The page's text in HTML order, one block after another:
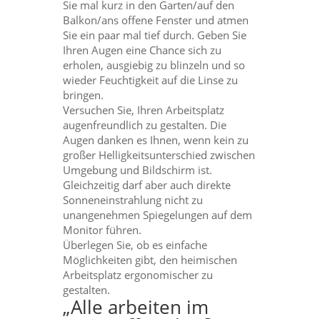
Sie mal kurz in den Garten/auf den
Balkon/ans offene Fenster und atmen
Sie ein paar mal tief durch. Geben Sie
Ihren Augen eine Chance sich zu
erholen, ausgiebig zu blinzeln und so
wieder Feuchtigkeit auf die Linse zu
bringen.
Versuchen Sie, Ihren Arbeitsplatz
augenfreundlich zu gestalten. Die
Augen danken es Ihnen, wenn kein zu
großer Helligkeitsunterschied zwischen
Umgebung und Bildschirm ist.
Gleichzeitig darf aber auch direkte
Sonneneinstrahlung nicht zu
unangenehmen Spiegelungen auf dem
Monitor führen.
Überlegen Sie, ob es einfache
Möglichkeiten gibt, den heimischen
Arbeitsplatz ergonomischer zu
gestalten.
„Alle arbeiten im